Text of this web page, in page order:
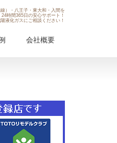
）・八王子・東大和・入間を
24時間365日の安心サポート！
液化ガスにご相談ください！
会社概要